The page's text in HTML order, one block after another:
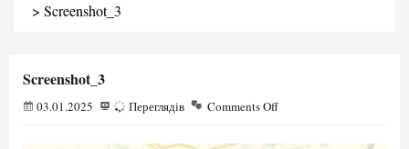
> Screenshot_3
Screenshot_3
03.01.2025 65 Переглядів Comments Off